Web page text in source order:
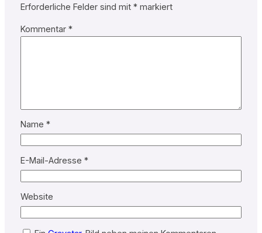
Erforderliche Felder sind mit *markiert
Kommentar *
Name *
E-Mail-Adresse *
Website